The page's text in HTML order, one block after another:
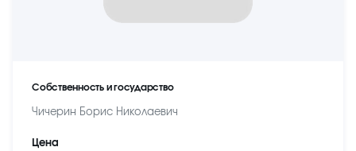
Собственность и государство
Чичерин Борис Николаевич
Цена